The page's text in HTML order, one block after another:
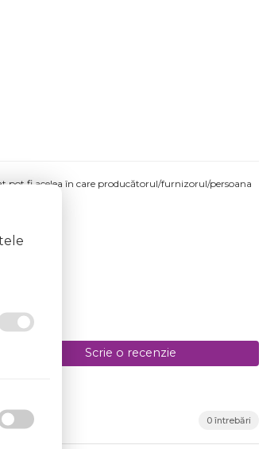
pot fi acelea în care producătorul/furnizorul/persoana
fizic.
Scrie o recenzie
0 întrebări